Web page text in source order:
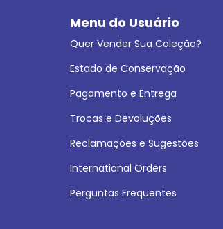
Menu do Usuário
Quer Vender Sua Coleção?
Estado de Conservação
Pagamento e Entrega
Trocas e Devoluções
Reclamações e Sugestões
International Orders
Perguntas Frequentes